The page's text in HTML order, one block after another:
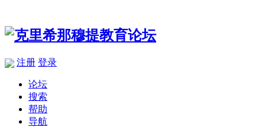
注册 登录
论坛
搜索
帮助
导航